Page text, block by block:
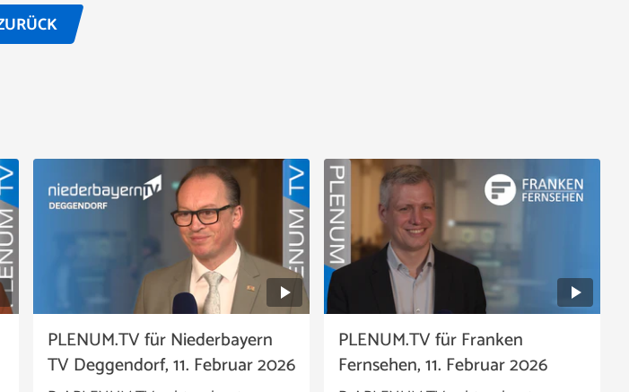
PLENUM.TV für Niederbayern
TV Deggendorf, 11. Februar 2026
PLENUM.TV für Franken
Fernsehen, 11. Februar 2026